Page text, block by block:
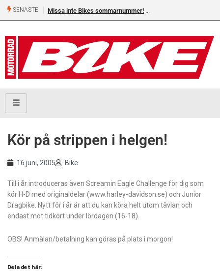
SENASTE Missa inte Bikes sommarnummer!
Kör på strippen i helgen!
16 juni, 2005 Bike
Till i år introduceras även Screamin Eagle Challenge för dig som
kör H-D med originaldelar (www.harley-davidson.se) och Junior
Dragbike. Nytt för i år är att du kan köra helt utom tävlan och
endast mot tidkort under lördagen (16-18).
OBS! Anmälan/betalning kan göras på plats i morgon!
Dela det här: